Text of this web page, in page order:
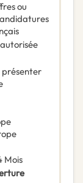
ou
présenter
Mois